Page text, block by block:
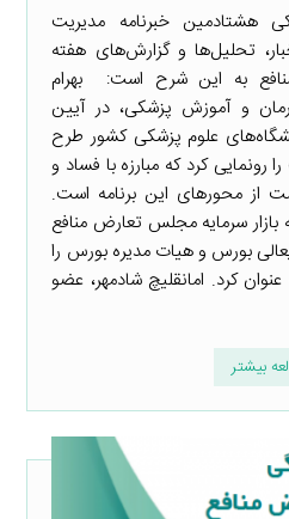
هشتادمین خبرنامه مدیریت
تحلیل‌ها و گزارش‌های هفته
به این شرح است: ‌ بهرام
و آموزش پزشکی، در آیین
علوم پزشکی کشور طرح
کرد که مبارزه با فساد و
از محورهای این برنامه است.
سرمایه مجلس تعارض منافع
بورس و هیات مدیره بورس را
کرد. امانقلیچ شادمهر، عضو
بیشتر